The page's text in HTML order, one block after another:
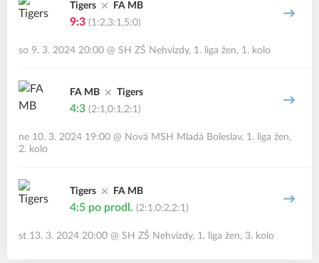
Tigers FA MB
9:3 (1:2,3:1,5:0)
so 9. 3. 2024 20:00 @ SH ZŠ Nehvizdy, 1. liga žen, 1. kolo
FA MB Tigers
4:3 (2:1,0:1,2:1)
ne 10. 3. 2024 19:00 @ Nová MSH Mladá Boleslav, 1. liga žen,
2. kolo
Tigers FA MB
4:5 po prodl. (2:1,0:2,2:1)
st 13. 3. 2024 20:00 @ SH ZŠ Nehvizdy, 1. liga žen, 3. kolo